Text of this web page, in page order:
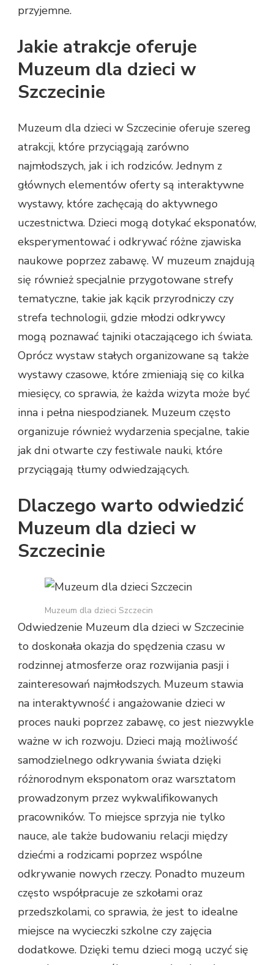
przyjemne.
Jakie atrakcje oferuje
Muzeum dla dzieci w
Szczecinie
Muzeum dla dzieci w Szczecinie oferuje szereg
atrakcji, które przyciągają zarówno
najmłodszych, jak i ich rodziców. Jednym z
głównych elementów oferty są interaktywne
wystawy, które zachęcają do aktywnego
uczestnictwa. Dzieci mogą dotykać eksponatów,
eksperymentować i odkrywać różne zjawiska
naukowe poprzez zabawę. W muzeum znajdują
się również specjalnie przygotowane strefy
tematyczne, takie jak kącik przyrodniczy czy
strefa technologii, gdzie młodzi odkrywcy
mogą poznawać tajniki otaczającego ich świata.
Oprócz wystaw stałych organizowane są także
wystawy czasowe, które zmieniają się co kilka
miesięcy, co sprawia, że każda wizyta może być
inna i pełna niespodzianek. Muzeum często
organizuje również wydarzenia specjalne, takie
jak dni otwarte czy festiwale nauki, które
przyciągają tłumy odwiedzających.
Dlaczego warto odwiedzić
Muzeum dla dzieci w
Szczecinie
Muzeum dla dzieci Szczecin
Odwiedzenie Muzeum dla dzieci w Szczecinie
to doskonała okazja do spędzenia czasu w
rodzinnej atmosferze oraz rozwijania pasji i
zainteresowań najmłodszych. Muzeum stawia
na interaktywność i angażowanie dzieci w
proces nauki poprzez zabawę, co jest niezwykle
ważne w ich rozwoju. Dzieci mają możliwość
samodzielnego odkrywania świata dzięki
różnorodnym eksponatom oraz warsztatom
prowadzonym przez wykwalifikowanych
pracowników. To miejsce sprzyja nie tylko
nauce, ale także budowaniu relacji między
dziećmi a rodzicami poprzez wspólne
odkrywanie nowych rzeczy. Ponadto muzeum
często współpracuje ze szkołami oraz
przedszkolami, co sprawia, że jest to idealne
miejsce na wycieczki szkolne czy zajęcia
dodatkowe. Dzięki temu dzieci mogą uczyć się